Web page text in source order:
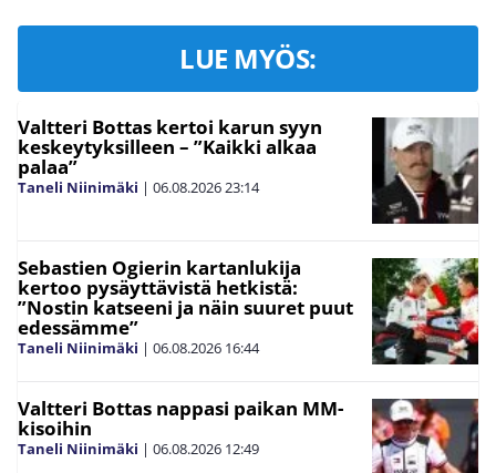
LUE MYÖS:
Valtteri Bottas kertoi karun syyn
keskeytyksilleen – ”Kaikki alkaa
palaa”
Taneli Niinimäki | 06.08.202623:14
Sebastien Ogierin kartanlukija
kertoo pysäyttävistä hetkistä:
”Nostin katseeni ja näin suuret puut
edessämme”
Taneli Niinimäki | 06.08.2026 16:44
Valtteri Bottas nappasi paikan MM-
kisoihin
Taneli Niinimäki | 06.08.2026 12:49